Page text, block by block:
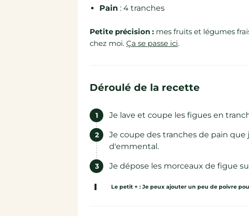
Pain : 4 tranches
Petite précision : mes fruits et légumes
chez moi. Ça se passe ici.
Déroulé de la recette
Je lave et coupe les figues en
Je coupe des tranches de pain
d'emmental.
Je dépose les morceaux de figue
Le petit + : Je peux ajouter un peu de poivre